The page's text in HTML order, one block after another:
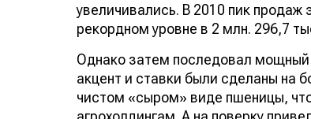
увеличивались. В 2010 пик
рекордном уровне в 2 млн. 296,7
Однако затем последовал мощный
акцент и ставки были сделаны на
чистом «сыром» виде пшеницы,